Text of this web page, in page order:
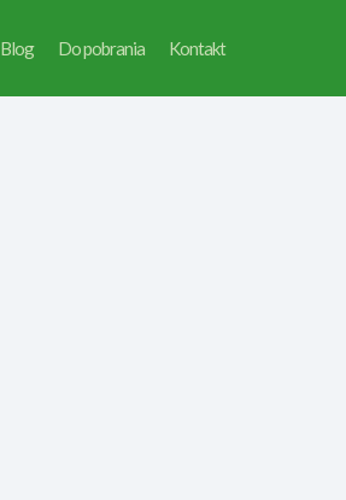
Blog Do pobrania Kontakt